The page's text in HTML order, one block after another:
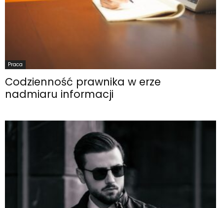
Praca
Codzienność prawnika w erze
nadmiaru informacji